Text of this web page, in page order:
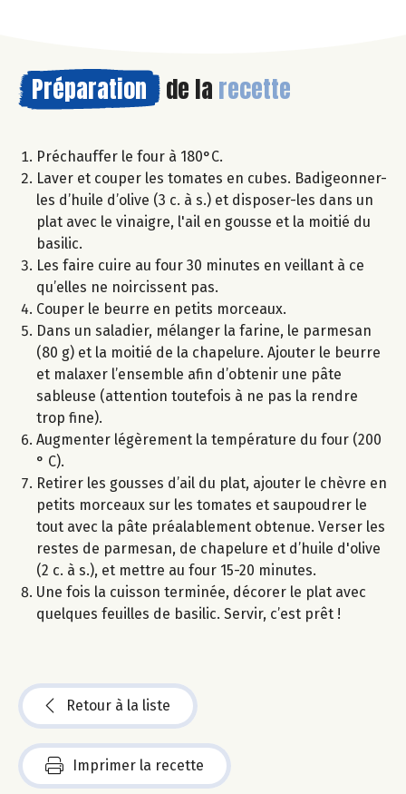
Préparation de la recette
Préchauffer le four à 180°C.
Laver et couper les tomates en cubes. Badigeonner-
les d’huile d’olive (3 c. à s.) et disposer-les dans un
plat avec le vinaigre, l'ail en gousse et la moitié du
basilic.
Les faire cuire au four 30 minutes en veillant à ce
qu’elles ne noircissent pas.
Couper le beurre en petits morceaux.
Dans un saladier, mélanger la farine, le parmesan
(80 g) et la moitié de la chapelure. Ajouter le beurre
et malaxer l’ensemble afin d’obtenir une pâte
sableuse (attention toutefois à ne pas la rendre
trop fine).
Augmenter légèrement la température du four (200
° C).
Retirer les gousses d’ail du plat, ajouter le chèvre en
petits morceaux sur les tomates et saupoudrer le
tout avec la pâte préalablement obtenue. Verser les
restes de parmesan, de chapelure et d’huile d'olive
(2 c. à s.), et mettre au four 15-20 minutes.
Une fois la cuisson terminée, décorer le plat avec
quelques feuilles de basilic. Servir, c’est prêt !
Retour à la liste
Imprimer la recette